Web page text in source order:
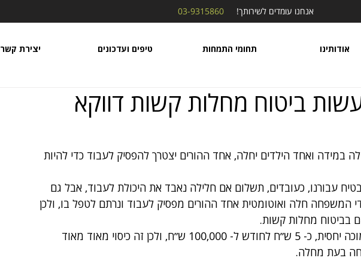
03-9315860 אנחנו עומדים לשירותך!
אודותינו תחומי התמחות טיפים ועדכונים יצירת קשר
ביטוח מחלות קשות דווקא
במידה ואחד הילדים יחלה, אחד ההורים יצטרך להפסיק לעבוד כדי להיות
עבורנו, כעובדים, תשלום אם חלילה נאבד את היכולת לעבוד, אבל גם
המשפחה חלה ואוטומטית אחד ההורים מפסיק לעבוד ונרתם לטפל בו, ולכן
בביטוח מחלות קשות.
חשוב לזכור שהעלות היא נמוכה יחסית, כ- 5 ש״ח לחודש ל- 100,000 ש״ח, ולכן זה כיסוי מאוד מאוד
בעת מחלה.